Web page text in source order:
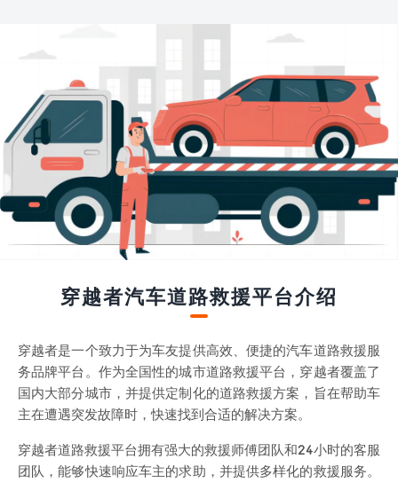
穿越者汽车道路救援平台介绍
穿越者是一个致力于为车友提供高效、便捷的汽车道路救援服
务品牌平台。作为全国性的城市道路救援平台，穿越者覆盖了
国内大部分城市，并提供定制化的道路救援方案，旨在帮助车
主在遭遇突发故障时，快速找到合适的解决方案。
穿越者道路救援平台拥有强大的救援师傅团队和24小时的客服
团队，能够快速响应车主的求助，并提供多样化的救援服务。